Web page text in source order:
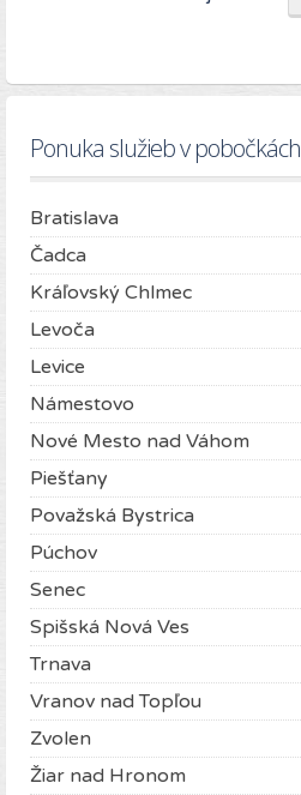
Ponuka služieb v pobočkách
Bratislava
Čadca
Kráľovský Chlmec
Levoča
Levice
Námestovo
Nové Mesto nad Váhom
Piešťany
Považská Bystrica
Púchov
Senec
Spišská Nová Ves
Trnava
Vranov nad Topľou
Zvolen
Žiar nad Hronom